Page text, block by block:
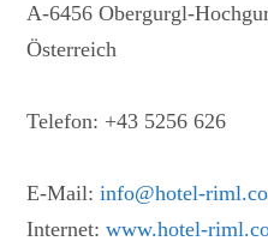
A-6456 Obergurgl-
Österreich
Telefon: +43 5256 626
E-Mail:info@hotel-
Internet:www.hotel-